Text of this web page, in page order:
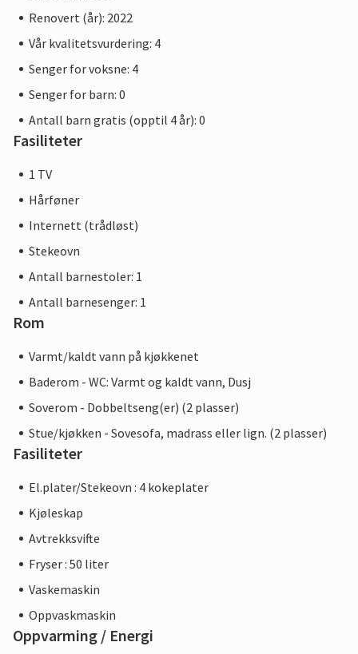
Renovert (år): 2022
Vår kvalitetsvurdering: 4
Senger for voksne: 4
Senger for barn: 0
Antall barn gratis (opptil 4 år): 0
Fasiliteter
1 TV
Hårføner
Internett (trådløst)
Stekeovn
Antall barnestoler: 1
Antall barnesenger: 1
Rom
Varmt/kaldt vann på kjøkkenet
Baderom - WC: Varmt og kaldt vann, Dusj
Soverom - Dobbeltseng(er) (2 plasser)
Stue/kjøkken - Sovesofa, madrass eller lign. (2 plasser)
Fasiliteter
El.plater/Stekeovn : 4 kokeplater
Kjøleskap
Avtrekksvifte
Fryser : 50 liter
Vaskemaskin
Oppvaskmaskin
Oppvarming / Energi